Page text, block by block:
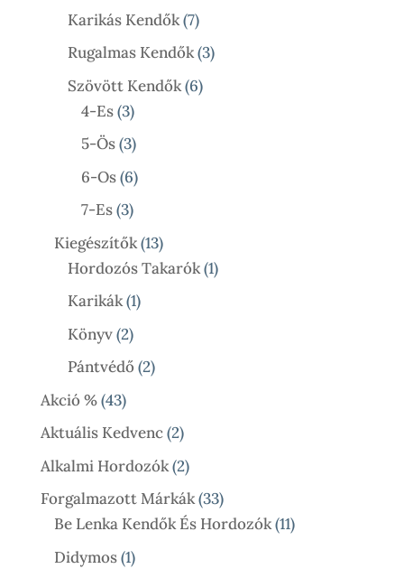
Termék
Karikás Kendők 77
Termék
Rugalmas Kendők 33
Szövött Kendők 66
4-Es 33
Termék
5-Ös 33
Termék
6-Os 66
Termék
7-Es 33
Termék
Kiegészítők 1313
Termék
Hordozós Takarók 11
Karikák 11
Könyv 22
Termék
Pántvédő 22
Akció % 4343
Termék
Aktuális Kedvenc 22
Termék
Alkalmi Hordozók 22
Termék
Forgalmazott Márkák 3333
Termék
Be Lenka Kendők És Hordozók 1111
Didymos 11